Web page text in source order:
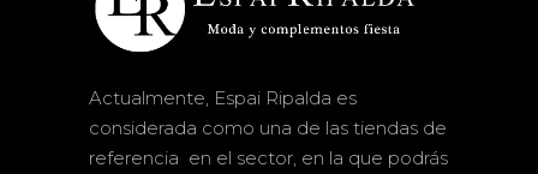
Actualmente, Espai Ripalda es
considerada como una de las tiendas de
referencia en el sector, en la que podrás